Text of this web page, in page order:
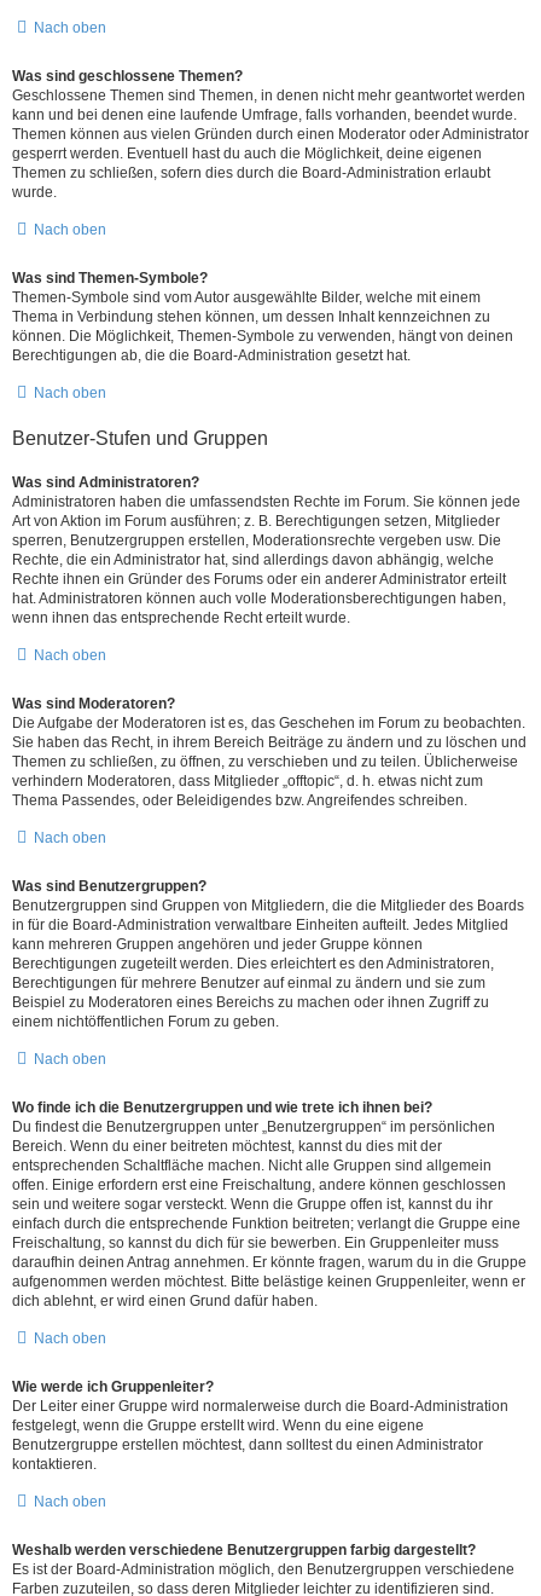
Nach oben
Was sind geschlossene Themen?
Geschlossene Themen sind Themen, in denen nicht mehr geantwortet werden
kann und bei denen eine laufende Umfrage, falls vorhanden, beendet wurde.
Themen können aus vielen Gründen durch einen Moderator oder Administrator
gesperrt werden. Eventuell hast du auch die Möglichkeit, deine eigenen
Themen zu schließen, sofern dies durch die Board-Administration erlaubt
wurde.
Nach oben
Was sind Themen-Symbole?
Themen-Symbole sind vom Autor ausgewählte Bilder, welche mit einem
Thema in Verbindung stehen können, um dessen Inhalt kennzeichnen zu
können. Die Möglichkeit, Themen-Symbole zu verwenden, hängt von deinen
Berechtigungen ab, die die Board-Administration gesetzt hat.
Nach oben
Benutzer-Stufen und Gruppen
Was sind Administratoren?
Administratoren haben die umfassendsten Rechte im Forum. Sie können jede
Art von Aktion im Forum ausführen; z. B. Berechtigungen setzen, Mitglieder
sperren, Benutzergruppen erstellen, Moderationsrechte vergeben usw. Die
Rechte, die ein Administrator hat, sind allerdings davon abhängig, welche
Rechte ihnen ein Gründer des Forums oder ein anderer Administrator erteilt
hat. Administratoren können auch volle Moderationsberechtigungen haben,
wenn ihnen das entsprechende Recht erteilt wurde.
Nach oben
Was sind Moderatoren?
Die Aufgabe der Moderatoren ist es, das Geschehen im Forum zu beobachten.
Sie haben das Recht, in ihrem Bereich Beiträge zu ändern und zu löschen und
Themen zu schließen, zu öffnen, zu verschieben und zu teilen. Üblicherweise
verhindern Moderatoren, dass Mitglieder „offtopic“, d. h. etwas nicht zum
Thema Passendes, oder Beleidigendes bzw. Angreifendes schreiben.
Nach oben
Was sind Benutzergruppen?
Benutzergruppen sind Gruppen von Mitgliedern, die die Mitglieder des Boards
in für die Board-Administration verwaltbare Einheiten aufteilt. Jedes Mitglied
kann mehreren Gruppen angehören und jeder Gruppe können
Berechtigungen zugeteilt werden. Dies erleichtert es den Administratoren,
Berechtigungen für mehrere Benutzer auf einmal zu ändern und sie zum
Beispiel zu Moderatoren eines Bereichs zu machen oder ihnen Zugriff zu
einem nichtöffentlichen Forum zu geben.
Nach oben
Wo finde ich die Benutzergruppen und wie trete ich ihnen bei?
Du findest die Benutzergruppen unter „Benutzergruppen“ im persönlichen
Bereich. Wenn du einer beitreten möchtest, kannst du dies mit der
entsprechenden Schaltfläche machen. Nicht alle Gruppen sind allgemein
offen. Einige erfordern erst eine Freischaltung, andere können geschlossen
sein und weitere sogar versteckt. Wenn die Gruppe offen ist, kannst du ihr
einfach durch die entsprechende Funktion beitreten; verlangt die Gruppe eine
Freischaltung, so kannst du dich für sie bewerben. Ein Gruppenleiter muss
daraufhin deinen Antrag annehmen. Er könnte fragen, warum du in die Gruppe
aufgenommen werden möchtest. Bitte belästige keinen Gruppenleiter, wenn er
dich ablehnt, er wird einen Grund dafür haben.
Nach oben
Wie werde ich Gruppenleiter?
Der Leiter einer Gruppe wird normalerweise durch die Board-Administration
festgelegt, wenn die Gruppe erstellt wird. Wenn du eine eigene
Benutzergruppe erstellen möchtest, dann solltest du einen Administrator
kontaktieren.
Nach oben
Weshalb werden verschiedene Benutzergruppen farbig dargestellt?
Es ist der Board-Administration möglich, den Benutzergruppen verschiedene
Farben zuzuteilen, so dass deren Mitglieder leichter zu identifizieren sind.